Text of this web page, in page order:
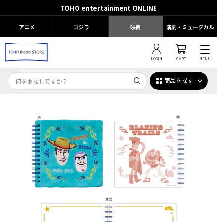
TOHO entertainment ONLINE
アニメ ゴジラ 映画 演劇・ミュージカル
LOGIN CART MENU
商品を探す